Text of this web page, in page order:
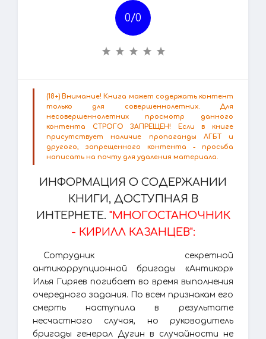
0/0
(18+) Внимание! Книга может содержать контент
только для совершеннолетних. Для
несовершеннолетних просмотр данного
контента СТРОГО ЗАПРЕЩЕН! Если в книге
присутствует наличие пропаганды ЛГБТ и
другого, запрещенного контента - просьба
написать на почту для удаления материала.
ИНФОРМАЦИЯ О СОДЕРЖАНИИ
КНИГИ, ДОСТУПНАЯ В
ИНТЕРНЕТЕ. "МНОГОСТАНОЧНИК
- КИРИЛЛ КАЗАНЦЕВ":
Сотрудник секретной
антикоррупционной бригады «Антикор»
Илья Гиряев погибает во время выполнения
очередного задания. По всем признакам его
смерть наступила в результате
несчастного случая, но руководитель
бригады генерал Дугин в случайности не